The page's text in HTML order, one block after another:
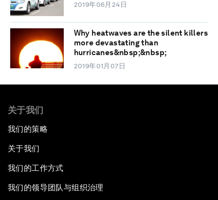
2019年06月24日
Why heatwaves are the silent killers
more devastating than
hurricanes&nbsp;&nbsp;
2019年01月07日
关于我们
我们的策略
关于我们
我们的工作方式
我们的领导团队与组织治理